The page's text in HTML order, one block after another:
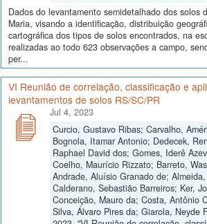
Dados do levantamento semidetalhado dos solos
Maria, visando a identificação, distribuição
cartográfica dos tipos de solos encontrados, na
realizadas ao todo 623 observações a campo,
per...
VI Reunião de correlação, classificação e
levantamentos de solos RS/SC/PR
Jul 4, 2023
Curcio, Gustavo Ribas; Carvalho,
Bognola, Itamar Antonio; Dedecek,
Raphael David dos; Gomes, Iderê
Coelho, Maurício Rizzato; Barreto,
Andrade, Aluísio Granado de;
Calderano, Sebastião Barreiros; Ker,
Conceição, Mauro da; Costa, Antônio
Silva, Álvaro Pires da; Giarola, Neyde